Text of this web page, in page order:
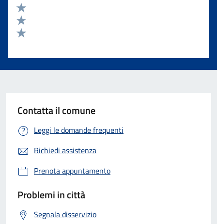
Valuta 4 stelle su 5
Valuta 3 stelle su 5
Valuta 2 stelle su 5
Contatta il comune
Leggi le domande frequenti
Richiedi assistenza
Prenota appuntamento
Problemi in città
Segnala disservizio